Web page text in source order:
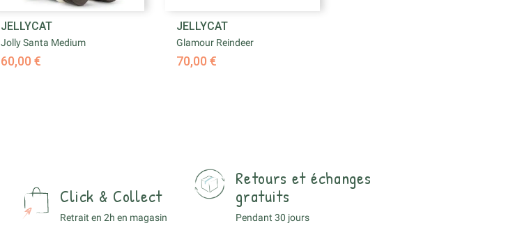
Aperçu rapide
JELLYCAT
Jolly Santa Medium
60,00 €
Aperçu rapide
JELLYCAT
Glamour Reindeer
70,00 €
Click & Collect
Retrait en 2h en magasin
Retours et échanges
gratuits
Pendant 30 jours